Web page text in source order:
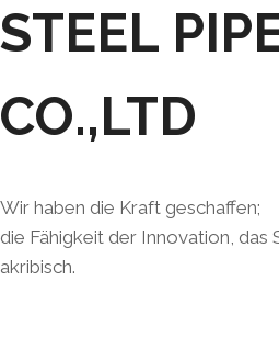
STEEL
CO.,LTD
Wir haben die Kraft geschaffen;
die Fähigkeit der Innovation, das
akribisch.